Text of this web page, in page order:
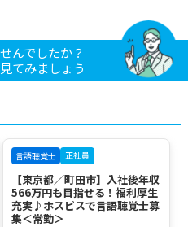
んでしたか？
てみましょう
言語聴覚士 正社員
【東京都／町田市】入社後年収
566万円も目指せる！福利厚生
充実♪ホスピスで言語聴覚士募
集＜常勤＞